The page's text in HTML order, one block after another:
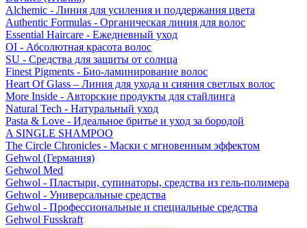
Alchemic - Линия для усиления и поддержания цвета
Authentic Formulas - Органическая линия для волос
Essential Haircare - Eжедневный уход
OI - Абсолютная красота волос
SU - Средства для защиты от солнца
Finest Pigments - Био-ламинирование волос
Heart Of Glass – Линия для ухода и сияния светлых волос
More Inside - Авторские продукты для стайлинга
Natural Tech - Натуральный уход
Pasta & Love - Идеальное бритье и уход за бородой
A SINGLE SHAMPOO
The Circle Chronicles - Маски с мгновенным эффектом
Gehwol (Германия)
Gehwol Med
Gehwol - Пластыри, супинаторы, средства из гель-полимера
Gehwol - Универсальные средства
Gehwol - Профессиональные и специальные средства
Gehwol Fusskraft